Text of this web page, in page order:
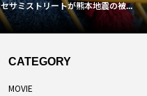
セサミストリートが熊本地震の被...
CATEGORY
MOVIE